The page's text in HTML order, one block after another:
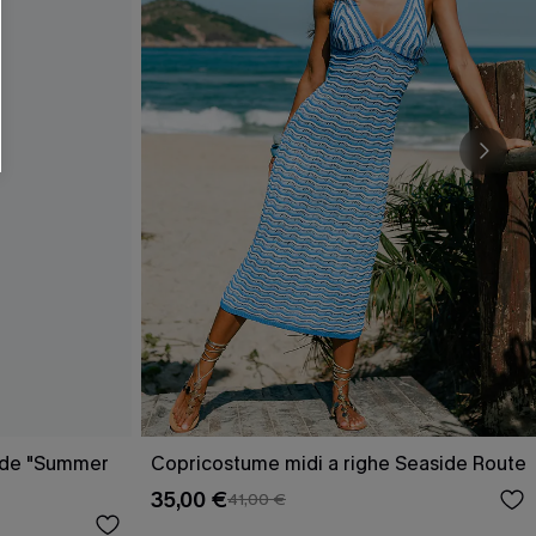
"Summer
Copricostume midi a righe Seaside Route
35,00 €41,00 €
e-mail di marketing (compresi contenuti
i nostri Termini e condizioni . Potremmo
come i pixel presenti nelle
valutare il livello di coinvolgimento,
che potrebbero interessarti, il tutto